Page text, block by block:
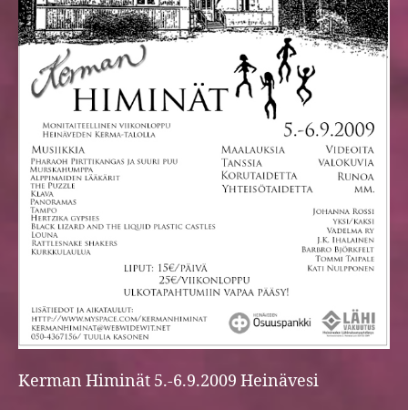
Kerman Himinät 5.-6.9.2009 Heinävesi